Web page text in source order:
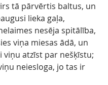
tā pārvērtis baltus, un
lieka gaļa,
nesēja spitālība,
viņa miesas ādā, un
viņu atzīst par nešķīstu;
neiesloga, jo tas ir